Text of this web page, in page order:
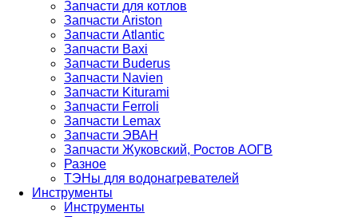
Запчасти для котлов
Запчасти Ariston
Запчасти Atlantic
Запчасти Baxi
Запчасти Buderus
Запчасти Navien
Запчасти Kiturami
Запчасти Ferroli
Запчасти Lemax
Запчасти ЭВАН
Запчасти Жуковский, Ростов АОГВ
Разное
ТЭНы для водонагревателей
Инструменты
Инструменты